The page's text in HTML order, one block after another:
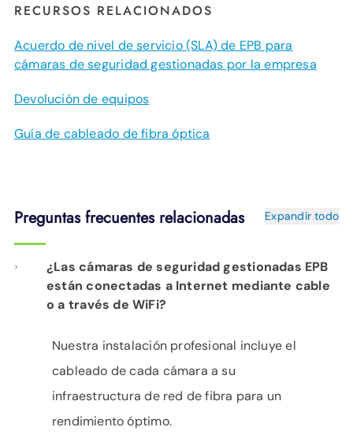
RECURSOS RELACIONADOS
Acuerdo de nivel de servicio (SLA) de EPB para
cámaras de seguridad gestionadas por la empresa
Devolución de equipos
Guía de cableado de fibra óptica
Preguntas frecuentes relacionadas Expandir todo
¿Las cámaras de seguridad gestionadas EPB
están conectadas a Internet mediante cable
o a través de WiFi?
Nuestra instalación profesional incluye el
cableado de cada cámara a su
infraestructura de red de fibra para un
rendimiento óptimo.